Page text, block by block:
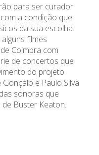
para ser curador
a condição que
da sua escolha.
filmes
Coimbra com
de concertos que
do projeto
e Paulo Silva
sonoras que
Buster Keaton.